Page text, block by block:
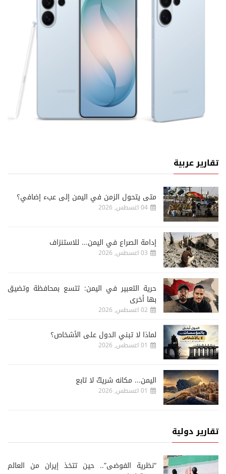
تقارير عربية
متى يتحول الزمن في اليمن إلى عبء إضافي؟
04 اغسطس, 2026
إدامة الصراع في اليمن... للاستنزاف
03 اغسطس, 2026
حرية التعبير في اليمن: تتسع بمحافظة وتضيق
بها أخرى
02 اغسطس, 2026
لماذا لا تبني الدول على الأشخاص؟
01 اغسطس, 2026
اليمن... مكانه شريكٌ لا تابع
01 اغسطس, 2026
تقارير دولية
“نظرية الفوضى”.. حين تتخذ إيران من العالم